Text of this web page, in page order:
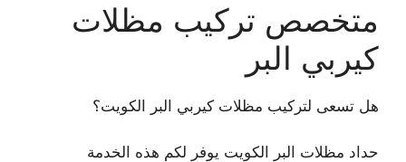
متخصص تركيب مظلات
كيربي البر
هل تسعى لتركيب مظلات كيربي البر الكويت؟
حداد مظلات البر الكويت يوفر لكم هذه الخدمة